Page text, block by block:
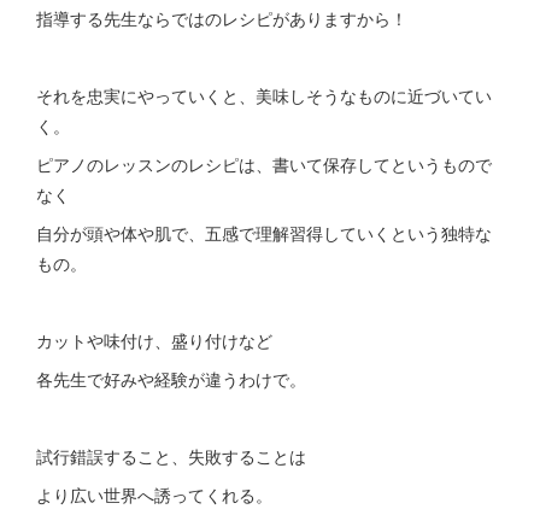
指導する先生ならではのレシピがありますから！
それを忠実にやっていくと、美味しそうなものに近づいてい
く。
ピアノのレッスンのレシピは、書いて保存してというもので
なく
自分が頭や体や肌で、五感で理解習得していくという独特な
もの。
カットや味付け、盛り付けなど
各先生で好みや経験が違うわけで。
試行錯誤すること、失敗することは
より広い世界へ誘ってくれる。